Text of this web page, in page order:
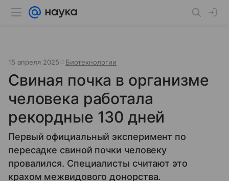
15 апреля 2025 Биотехнологии
Свиная почка в организме
человека работала
рекордные 130 дней
Первый официальный эксперимент по
пересадке свиной почки человеку
провалился. Специалисты считают это
крахом межвидового донорства.